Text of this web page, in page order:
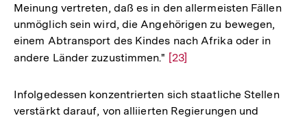
Meinung vertreten, daß es in den allermeisten Fällen
unmöglich sein wird, die Angehörigen zu bewegen,
einem Abtransport des Kindes nach Afrika oder in
andere Länder zuzustimmen." Zur
der
Fußnote
[23]
Infolgedessen konzentrierten sich staatliche Stellen
verstärkt darauf, von alliierten Regierungen und